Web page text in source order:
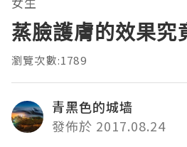
蒸臉護膚的效果究
瀏覽次數:1789
青黑色的城墙
發佈於 2017.08.24